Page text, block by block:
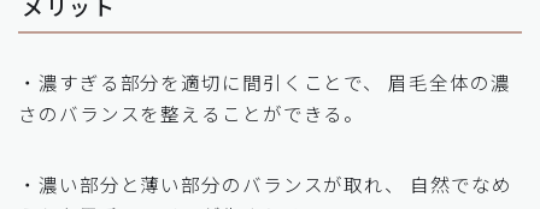
・濃すぎる部分を適切に間引くことで、 眉毛全体の濃
さのバランスを整えることができる。
・濃い部分と薄い部分のバランスが取れ、 自然でなめ